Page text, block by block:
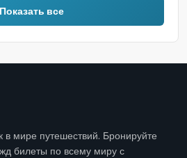
Показать все
мире путешествий. Бронируйте
билеты по всему миру с